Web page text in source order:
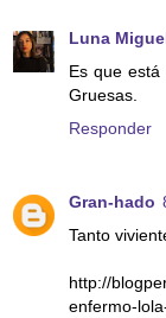
Luna
Es que
Gruesas.
Responder
Gran-hado
Tanto
http://
enfermo-